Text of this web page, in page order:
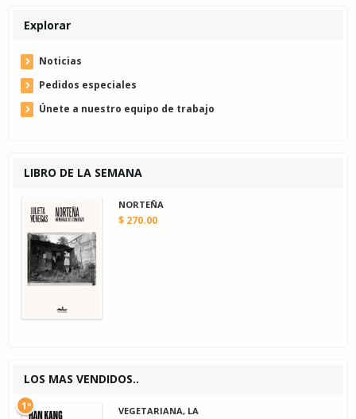
Explorar
Noticias
Pedidos especiales
Únete a nuestro equipo de trabajo
LIBRO DE LA SEMANA
NORTEÑA
$ 270.00
LOS MAS VENDIDOS..
VEGETARIANA, LA
1º